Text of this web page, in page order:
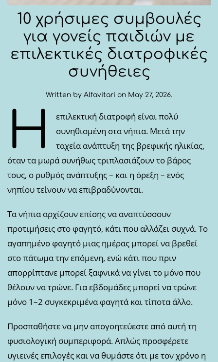
10 χρήσιμες συμβουλές
για γονείς παιδιών με
επιλεκτικές διατροφικές
συνήθειες
Written by Alfavitari on May 27, 2026.
Η
επιλεκτική διατροφή είναι πολύ
συνηθισμένη στα νήπια. Μετά την
ταχεία ανάπτυξη της βρεφικής ηλικίας,
όταν τα μωρά συνήθως τριπλασιάζουν το βάρος
τους, ο ρυθμός ανάπτυξης – και η όρεξη – ενός
νηπίου τείνουν να επιβραδύνονται.
Τα νήπια αρχίζουν επίσης να αναπτύσσουν
προτιμήσεις στο φαγητό, κάτι που αλλάζει συχνά. Το
αγαπημένο φαγητό μιας ημέρας μπορεί να βρεθεί
στο πάτωμα την επόμενη, ενώ κάτι που πριν
απορρίπτανε μπορεί ξαφνικά να γίνει το μόνο που
θέλουν να τρώνε. Για εβδομάδες μπορεί να τρώνε
μόνο 1–2 συγκεκριμένα φαγητά και τίποτα άλλο.
Προσπαθήστε να μην απογοητεύεστε από αυτή τη
φυσιολογική συμπεριφορά. Απλώς προσφέρετε
υγιεινές επιλογές και να θυμάστε ότι με τον χρόνο η